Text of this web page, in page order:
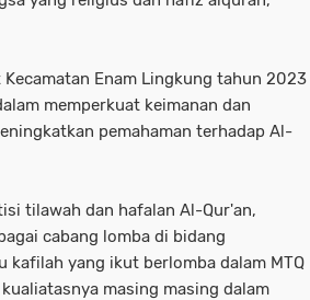
Enam Lingkung tahun 2023
memperkuat keimanan dan
pemahaman terhadap Al-
tilawah dan hafalan Al-Qur'an,
cabang lomba di bidang
kafilah yang ikut berlomba dalam MTQ
masing masing dalam